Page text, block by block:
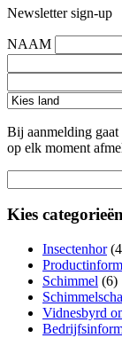
Newsletter sign-up
NAAM
Bij aanmelding
op elk moment
Kies
Insectenhor
Schimmel (6)
Vidnesbyrd